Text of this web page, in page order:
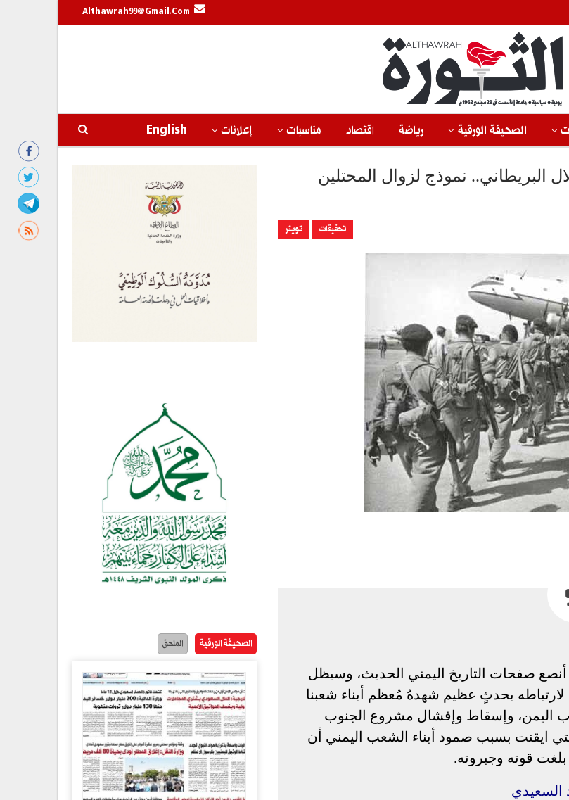
Althawrah99@gmail.com
الصحيفة الورقية رياضة اقتصاد مناسبات إعلانات English
البريطاني.. نموذج لزوال المحتلين
تحقيقات تويتر
في أنصع صفحات التاريخ اليمني الحديث، وسيظل
لارتباطه بحدثٍ عظيم شهدهُ مُعظم أبناء شعبنا
اليمن، وإسقاط وإفشال مشروع الجنوب
ايقنت بسبب صمود أبناء الشعب اليمني أن
قوته وجبروته.
السعيدي
الصحيفة الورقية الملحق